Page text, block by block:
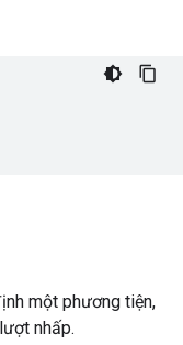
một phương tiện,
nhấp.